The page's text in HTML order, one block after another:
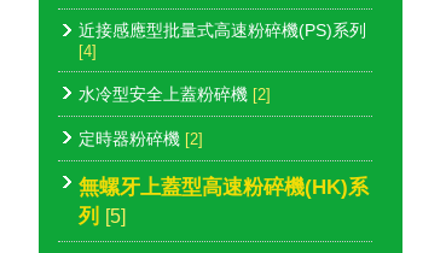
近接感應型批量式高速粉碎機(PS)系列
[4]
水冷型安全上蓋粉碎機 [2]
定時器粉碎機 [2]
無螺牙上蓋型高速粉碎機(HK)系
列 [5]